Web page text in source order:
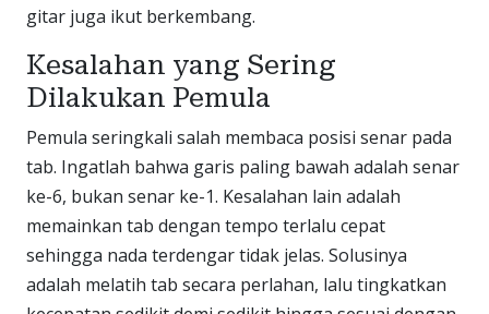
gitar juga ikut berkembang.
Kesalahan yang Sering
Dilakukan Pemula
Pemula seringkali salah membaca posisi senar pada
tab. Ingatlah bahwa garis paling bawah adalah senar
ke-6, bukan senar ke-1. Kesalahan lain adalah
memainkan tab dengan tempo terlalu cepat
sehingga nada terdengar tidak jelas. Solusinya
adalah melatih tab secara perlahan, lalu tingkatkan